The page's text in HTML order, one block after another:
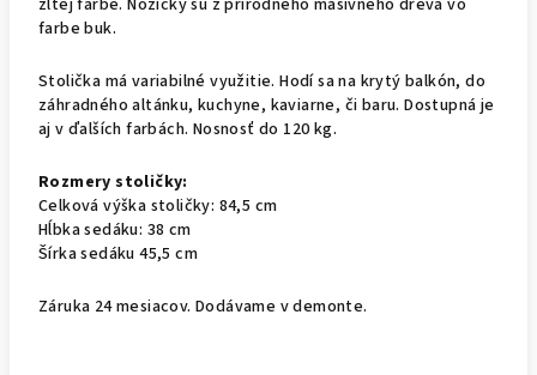
žltej farbe. Nožičky sú z prírodného masívneho dreva vo
farbe buk.
Stolička má variabilné využitie. Hodí sa na krytý balkón, do
záhradného altánku, kuchyne, kaviarne, či baru. Dostupná je
aj v ďalších farbách. Nosnosť do 120 kg.
Rozmery stoličky:
Celková výška stoličky: 84,5 cm
Hĺbka sedáku: 38 cm
Šírka sedáku 45,5 cm
Záruka 24 mesiacov. Dodávame v demonte.